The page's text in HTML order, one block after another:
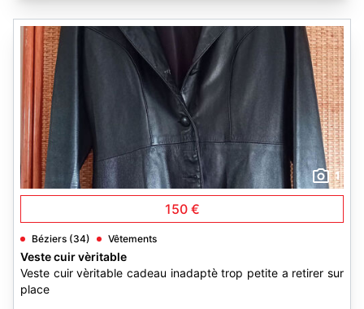
1
150 €
Béziers (34) Vêtements
Veste cuir vèritable
Veste cuir vèritable cadeau inadaptè trop petite a retirer sur
place